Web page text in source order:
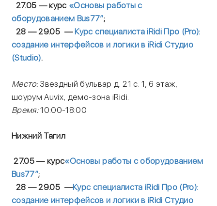
27.05 — курс «Основы работы с
оборудованием Bus77″;
28 — 29.05 — Курсспециалиста iRidi Про (Pro):
создание интерфейсов и логики в iRidi Студио
(Studio).
Место: Звездный бульвар д. 21 с. 1, 6 этаж,
шоурум Auvix, демо-зона iRidi.
Время:10:00-18:00
Нижний Тагил
27.05 — курс«Основы работы с оборудованием
Bus77″;
28 — 29.05 —Курс специалиста iRidi Про (Pro):
создание интерфейсов и логики в iRidi Студио